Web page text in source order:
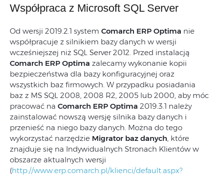
Współpraca z Microsoft SQL Server
Od wersji 2019.2.1 system Comarch ERP Optima nie
współpracuje z silnikiem bazy danych w wersji
wcześniejszej niż SQL Server 2012. Przed instalacją
Comarch ERP Optima zalecamy wykonanie kopii
bezpieczeństwa dla bazy konfiguracyjnej oraz
wszystkich baz firmowych. W przypadku posiadania
baz z MS SQL 2008, 2008 R2, 2005 lub 2000, aby móc
pracować na Comarch ERP Optima 2019.3.1 należy
zainstalować nowszą wersję silnika bazy danych i
przenieść na niego bazy danych. Można do tego
wykorzystać narzędzie Migrator baz danych, które
znajduje się na Indywidualnych Stronach Klientów w
obszarze aktualnych wersji
(http://www.erp.comarch.pl/klienci/default.aspx?